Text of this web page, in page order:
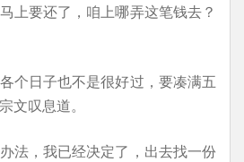
上要还了，咱上哪弄这笔钱去？
个日子也不是很好过，要凑满五
文叹息道。
法，我已经决定了，出去找一份